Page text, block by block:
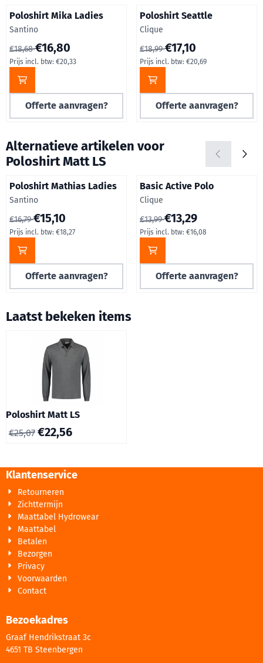
Poloshirt Mika Ladies
Merk:
Santino
Van 18,68 voor 16,80, inclusief btw: 20,33
€18,68€16,80
Prijs incl. btw: €20,33
Offerte aanvragen?
Poloshirt Seattle
Merk:
Clique
Van 18,99 voor 17,10,
€18,99€17,10
Prijs incl. btw: €20,69
Offerte aanvragen?
Alternatieve artikelen voor
Poloshirt Matt LS
Poloshirt Mathias Ladies
Merk:
Santino
Van 16,79 voor 15,10, inclusief btw: 18,27
€16,79€15,10
Prijs incl. btw: €18,27
Offerte aanvragen?
Basic Active Polo
Merk:
Clique
Van 13,99 voor 13,29,
€13,99€13,29
Prijs incl. btw: €16,08
Offerte aanvragen?
Laatst bekeken items
Poloshirt Matt LS
€25,07 €22,56
Klantenservice
Retourneren
Zichttermijn
Maattabel Hydrowear
Maattabel
Betalen
Bezorgen
Privacy
Voorwaarden
Contact
Bezoekadres
Graaf Hendrikstraat 3c
4651 TB Steenbergen